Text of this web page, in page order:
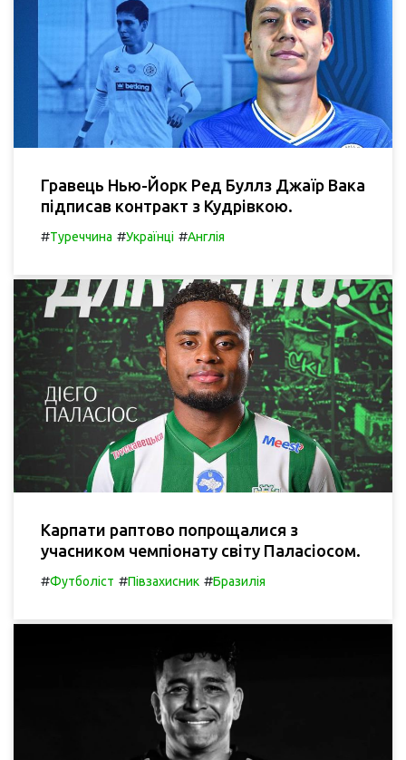
Гравець Нью-Йорк Ред Буллз Джаїр Вака
підписав контракт з Кудрівкою.
#Туреччина #Українці #Англія
Карпати раптово попрощалися з
учасником чемпіонату світу Паласіосом.
#Футболіст #Півзахисник #Бразилія